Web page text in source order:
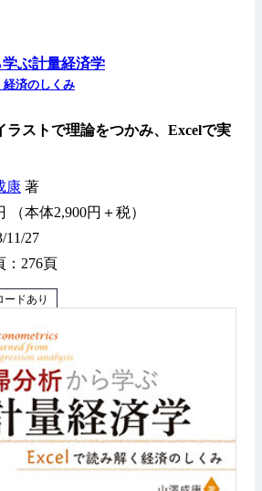
ぶ計量経済学
済のしくみ
ラストで理論をつかみ、Excelで実
康 著
（本体2,900円＋税）
11/27
276頁
ードあり